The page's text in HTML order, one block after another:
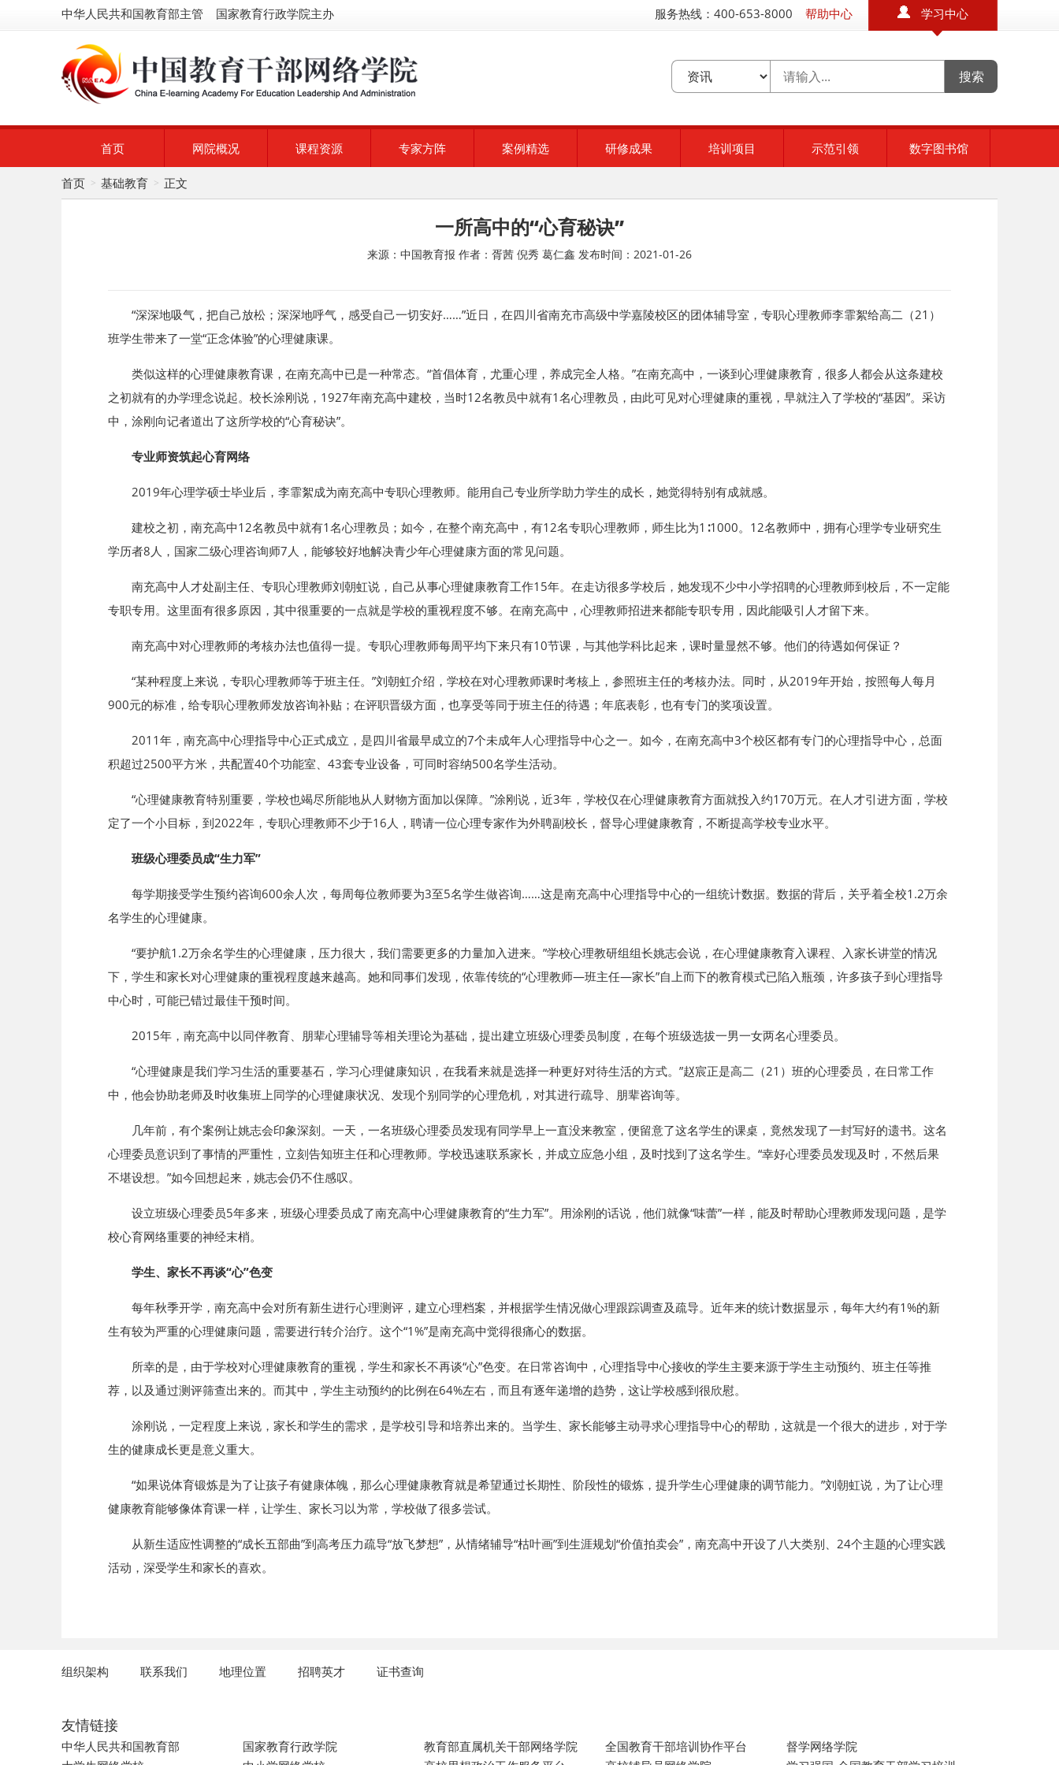
中华人民共和国教育部主管 国家教育行政学院主办 学习中心
服务热线：400-653-8000 帮助中心
首页 网院概况 课程资源 专家方阵 案例精选 研修成果 培训项目 示范引领 数字图书馆
首页 > 基础教育 > 正文
一所高中的“心育秘诀”
来源：中国教育报 作者：胥茜 倪秀 葛仁鑫 发布时间：2021-01-26
“深深地吸气，把自己放松；深深地呼气，感受自己一切安好……”近日，在四川省南充市高级中学嘉陵校区的团体辅导室，专职心理教师李霏絮给高二（21）
班学生带来了一堂“正念体验”的心理健康课。
类似这样的心理健康教育课，在南充高中已是一种常态。“首倡体育，尤重心理，养成完全人格。”在南充高中，一谈到心理健康教育，很多人都会从这条建校
之初就有的办学理念说起。校长涂刚说，1927年南充高中建校，当时12名教员中就有1名心理教员，由此可见对心理健康的重视，早就注入了学校的“基因”。采访
中，涂刚向记者道出了这所学校的“心育秘诀”。
专业师资筑起心育网络
2019年心理学硕士毕业后，李霏絮成为南充高中专职心理教师。能用自己专业所学助力学生的成长，她觉得特别有成就感。
建校之初，南充高中12名教员中就有1名心理教员；如今，在整个南充高中，有12名专职心理教师，师生比为1∶1000。12名教师中，拥有心理学专业研究生
学历者8人，国家二级心理咨询师7人，能够较好地解决青少年心理健康方面的常见问题。
南充高中人才处副主任、专职心理教师刘朝虹说，自己从事心理健康教育工作15年。在走访很多学校后，她发现不少中小学招聘的心理教师到校后，不一定能
专职专用。这里面有很多原因，其中很重要的一点就是学校的重视程度不够。在南充高中，心理教师招进来都能专职专用，因此能吸引人才留下来。
南充高中对心理教师的考核办法也值得一提。专职心理教师每周平均下来只有10节课，与其他学科比起来，课时量显然不够。他们的待遇如何保证？
“某种程度上来说，专职心理教师等于班主任。”刘朝虹介绍，学校在对心理教师课时考核上，参照班主任的考核办法。同时，从2019年开始，按照每人每月
900元的标准，给专职心理教师发放咨询补贴；在评职晋级方面，也享受等同于班主任的待遇；年底表彰，也有专门的奖项设置。
2011年，南充高中心理指导中心正式成立，是四川省最早成立的7个未成年人心理指导中心之一。如今，在南充高中3个校区都有专门的心理指导中心，总面
积超过2500平方米，共配置40个功能室、43套专业设备，可同时容纳500名学生活动。
“心理健康教育特别重要，学校也竭尽所能地从人财物方面加以保障。”涂刚说，近3年，学校仅在心理健康教育方面就投入约170万元。在人才引进方面，学校
定了一个小目标，到2022年，专职心理教师不少于16人，聘请一位心理专家作为外聘副校长，督导心理健康教育，不断提高学校专业水平。
班级心理委员成“生力军”
每学期接受学生预约咨询600余人次，每周每位教师要为3至5名学生做咨询……这是南充高中心理指导中心的一组统计数据。数据的背后，关乎着全校1.2万余
名学生的心理健康。
“要护航1.2万余名学生的心理健康，压力很大，我们需要更多的力量加入进来。”学校心理教研组组长姚志会说，在心理健康教育入课程、入家长讲堂的情况
下，学生和家长对心理健康的重视程度越来越高。她和同事们发现，依靠传统的“心理教师—班主任—家长”自上而下的教育模式已陷入瓶颈，许多孩子到心理指导
中心时，可能已错过最佳干预时间。
2015年，南充高中以同伴教育、朋辈心理辅导等相关理论为基础，提出建立班级心理委员制度，在每个班级选拔一男一女两名心理委员。
“心理健康是我们学习生活的重要基石，学习心理健康知识，在我看来就是选择一种更好对待生活的方式。”赵宸正是高二（21）班的心理委员，在日常工作
中，他会协助老师及时收集班上同学的心理健康状况、发现个别同学的心理危机，对其进行疏导、朋辈咨询等。
几年前，有个案例让姚志会印象深刻。一天，一名班级心理委员发现有同学早上一直没来教室，便留意了这名学生的课桌，竟然发现了一封写好的遗书。这名
心理委员意识到了事情的严重性，立刻告知班主任和心理教师。学校迅速联系家长，并成立应急小组，及时找到了这名学生。“幸好心理委员发现及时，不然后果
不堪设想。”如今回想起来，姚志会仍不住感叹。
设立班级心理委员5年多来，班级心理委员成了南充高中心理健康教育的“生力军”。用涂刚的话说，他们就像“味蕾”一样，能及时帮助心理教师发现问题，是学
校心育网络重要的神经末梢。
学生、家长不再谈“心”色变
每年秋季开学，南充高中会对所有新生进行心理测评，建立心理档案，并根据学生情况做心理跟踪调查及疏导。近年来的统计数据显示，每年大约有1%的新
生有较为严重的心理健康问题，需要进行转介治疗。这个“1%”是南充高中觉得很痛心的数据。
所幸的是，由于学校对心理健康教育的重视，学生和家长不再谈“心”色变。在日常咨询中，心理指导中心接收的学生主要来源于学生主动预约、班主任等推
荐，以及通过测评筛查出来的。而其中，学生主动预约的比例在64%左右，而且有逐年递增的趋势，这让学校感到很欣慰。
涂刚说，一定程度上来说，家长和学生的需求，是学校引导和培养出来的。当学生、家长能够主动寻求心理指导中心的帮助，这就是一个很大的进步，对于学
生的健康成长更是意义重大。
“如果说体育锻炼是为了让孩子有健康体魄，那么心理健康教育就是希望通过长期性、阶段性的锻炼，提升学生心理健康的调节能力。”刘朝虹说，为了让心理
健康教育能够像体育课一样，让学生、家长习以为常，学校做了很多尝试。
从新生适应性调整的“成长五部曲”到高考压力疏导“放飞梦想”，从情绪辅导“枯叶画”到生涯规划“价值拍卖会”，南充高中开设了八大类别、24个主题的心理实践
活动，深受学生和家长的喜欢。
组织架构 联系我们 地理位置 招聘英才 证书查询
友情链接
中华人民共和国教育部 国家教育行政学院 教育部直属机关干部网络学院 全国教育干部培训协作平台
督学网络学院